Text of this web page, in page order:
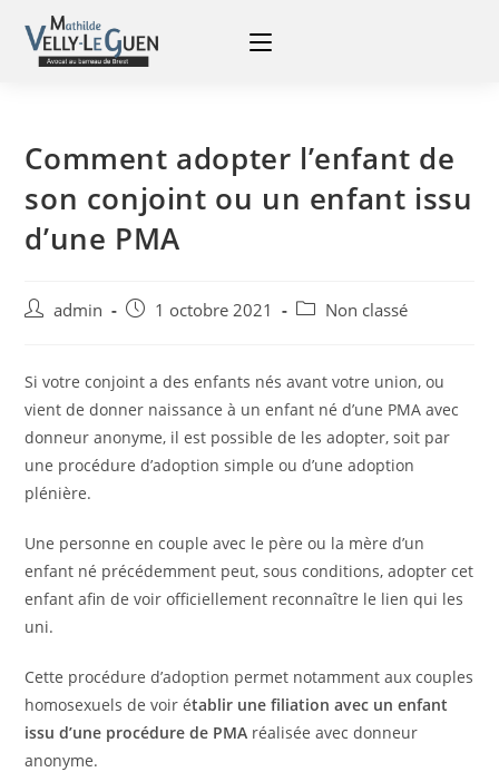
Comment adopter l’enfant de
son conjoint ou un enfant issu
d’une PMA
admin 1 octobre 2021 Non classé
Si votre conjoint a des enfants nés avant votre union, ou
vient de donner naissance à un enfant né d’une PMA avec
donneur anonyme, il est possible de les adopter, soit par
une procédure d’adoption simple ou d’une adoption
plénière.
Une personne en couple avec le père ou la mère d’un
enfant né précédemment peut, sous conditions, adopter cet
enfant afin de voir officiellement reconnaître le lien qui les
uni.
Cette procédure d’adoption permet notamment aux couples
homosexuels de voir établir une filiation avec un enfant
issu d’une procédure de PMA réalisée avec donneur
anonyme.